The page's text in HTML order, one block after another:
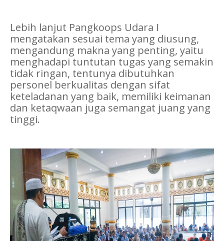
Lebih lanjut Pangkoops Udara I
mengatakan sesuai tema yang diusung,
mengandung makna yang penting, yaitu
menghadapi tuntutan tugas yang semakin
tidak ringan, tentunya dibutuhkan
personel berkualitas dengan sifat
keteladanan yang baik, memiliki keimanan
dan ketaqwaan juga semangat juang yang
tinggi.